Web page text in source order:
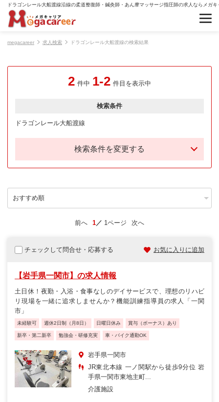
ドラゴンレール大船渡線沿線の柔道整復師・鍼灸師・あん摩マッサージ指圧師の求人ならメガキ
megacareer 求人検索 ドラゴンレール大船渡線の検索結果
2 件中 1-2 件目を表示中
検索条件
ドラゴンレール大船渡線
検索条件を変更する
前へ 1 1ページ 次へ
チェックして問合せ・応募する お気に入りに追加
【岩手県一関市】の求人情報
土日休！夜勤・入浴・食事なしのデイサービスで、理想のリハビ
リ現場を一緒に追求しませんか？機能訓練指導員の求人「一関
市」
未経験可 週休2日制（月8日） 日曜日休み 賞与（ボーナス）あり
新卒・第二新卒 勉強会・研修充実 車・バイク通勤OK
岩手県一関市
JR東北本線 一ノ関駅から徒歩9分位 岩
手県一関市東地主町...
介護施設